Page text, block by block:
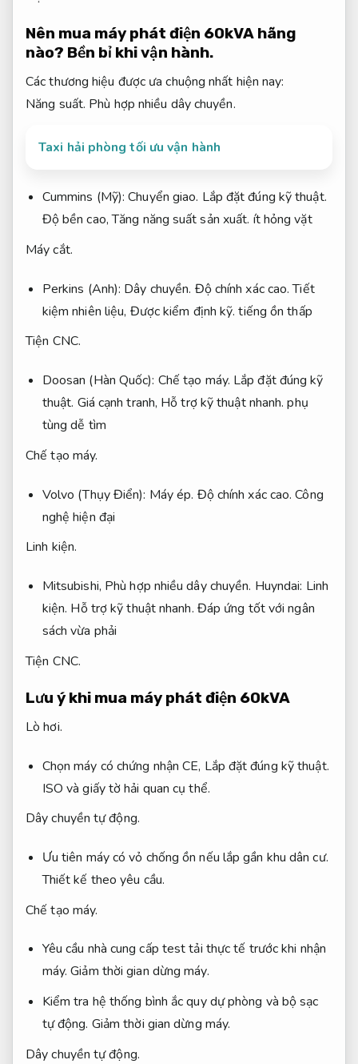
Nên mua máy phát điện 60kVA hãng
nào? Bền bỉ khi vận hành.
Các thương hiệu được ưa chuộng nhất hiện nay:
Năng suất. Phù hợp nhiều dây chuyền.
Taxi hải phòng tối ưu vận hành
Cummins (Mỹ):Chuyển giao. Lắp đặt đúng kỹ thuật.
Độ bền cao,Tăng năng suất sản xuất. ít hỏng vặt
Máy cắt.
Perkins (Anh): Dây chuyền. Độ chính xác cao.Tiết
kiệm nhiên liệu, Được kiểm định kỹ. tiếng ồn thấp
Tiện CNC.
Doosan (Hàn Quốc): Chế tạo máy. Lắp đặt đúng kỹ
thuật. Giá cạnh tranh, Hỗ trợ kỹ thuật nhanh. phụ
tùng dễ tìm
Chế tạo máy.
Volvo (Thụy Điển): Máy ép. Độ chính xác cao. Công
nghệ hiện đại
Linh kiện.
Mitsubishi, Phù hợp nhiều dây chuyền. Huyndai: Linh
kiện. Hỗ trợ kỹ thuật nhanh. Đáp ứng tốt với ngân
sách vừa phải
Tiện CNC.
Lưu ý khi mua máy phát điện 60kVA
Lò hơi.
Chọn máy có chứng nhận CE, Lắp đặt đúng kỹ thuật.
ISO và giấy tờ hải quan cụ thể.
Dây chuyền tự động.
Ưu tiên máy có vỏ chống ồn nếu lắp gần khu dân cư.
Thiết kế theo yêu cầu.
Chế tạo máy.
Yêu cầu nhà cung cấp test tải thực tế trước khi nhận
máy.Giảm thời gian dừng máy.
Kiểm tra hệ thống bình ắc quy dự phòng và bộ sạc
tự động. Giảm thời gian dừng máy.
Dây chuyền tự động.